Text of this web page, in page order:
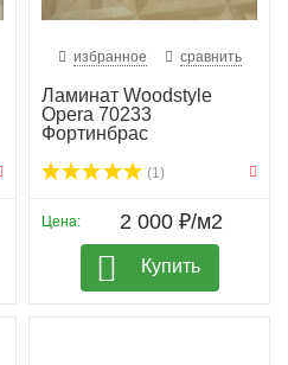
избранное сравнить
Ламинат Woodstyle
Opera 70233
Фортинбрас
(1)
Цена: 2 000 ₽/м2
Купить